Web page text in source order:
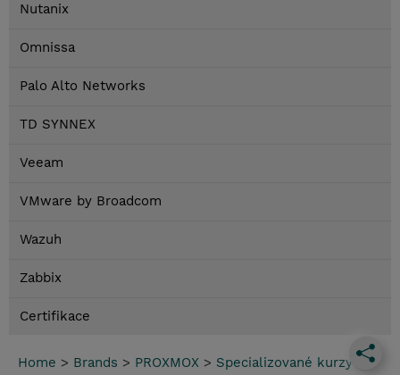
Nutanix
Omnissa
Palo Alto Networks
TD SYNNEX
Veeam
VMware by Broadcom
Wazuh
Zabbix
Certifikace
Home > Brands > PROXMOX > Specializované kurzy